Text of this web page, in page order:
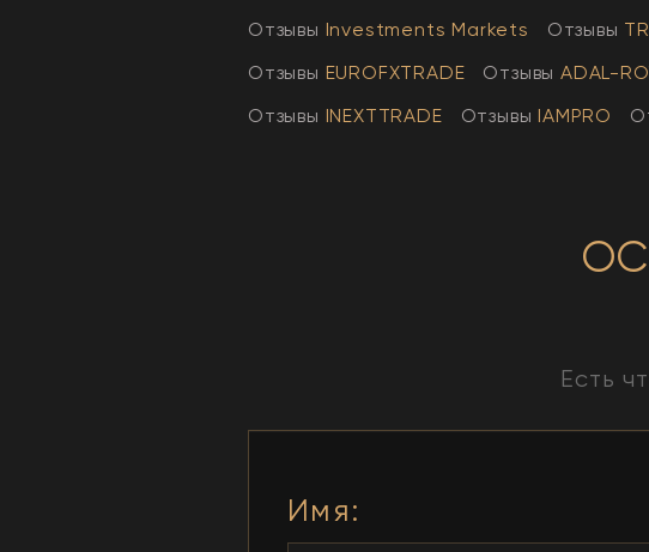
Отзывы Investments Markets Отзывы
Отзывы EUROFXTRADE Отзывы АDAL-
Отзывы INEXTTRADE Отзывы IAMPRO
Есть
Имя: